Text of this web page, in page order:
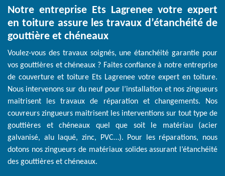
Notre entreprise Ets Lagrenee votre expert
en toiture assure les travaux d’étanchéité de
gouttière et chéneaux
Voulez-vous des travaux soignés, une étanchéité garantie pour
vos gouttières et chéneaux ? Faites confiance à notre entreprise
de couverture et toiture Ets Lagrenee votre expert en toiture.
Nous intervenons sur du neuf pour l’installation et nos zingueurs
maitrisent les travaux de réparation et changements. Nos
couvreurs zingueurs maitrisent les interventions sur tout type de
gouttières et chéneaux quel que soit le matériau (acier
galvanisé, alu laqué, zinc, PVC…). Pour les réparations, nous
dotons nos zingueurs de matériaux solides assurant l’étanchéité
des gouttières et chéneaux.